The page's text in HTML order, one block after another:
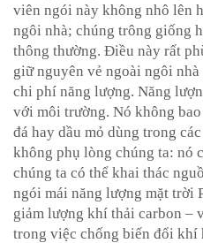
viên ngói này không nhô lên
ngôi nhà; chúng trông giống
thông thường. Điều này rất
giữ nguyên vẻ ngoài ngôi
chi phí năng lượng. Năng
với môi trường. Nó không
đá hay dầu mỏ dùng trong
không phụ lòng chúng ta: nó
chúng ta có thể khai thác
ngói mái năng lượng mặt trời
giảm lượng khí thải carbon –
trong việc chống biến đổi khí